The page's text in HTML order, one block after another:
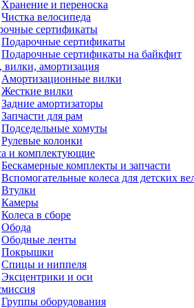
Хранение и переноска
Чистка велосипеда
сертификаты
Подарочные сертификаты
Подарочные сертификаты на байкфит
амортизация
Амортизационные вилки
Жесткие вилки
Задние амортизаторы
Запчасти для рам
Подседельные хомуты
Рулевые колонки
и комплектующие
Бескамерные комплекты и запчасти
Вспомогательные колеса для детских
Втулки
Камеры
Колеса в сборе
Обода
Ободные ленты
Покрышки
Спицы и ниппеля
Эксцентрики и оси
Группы оборудования